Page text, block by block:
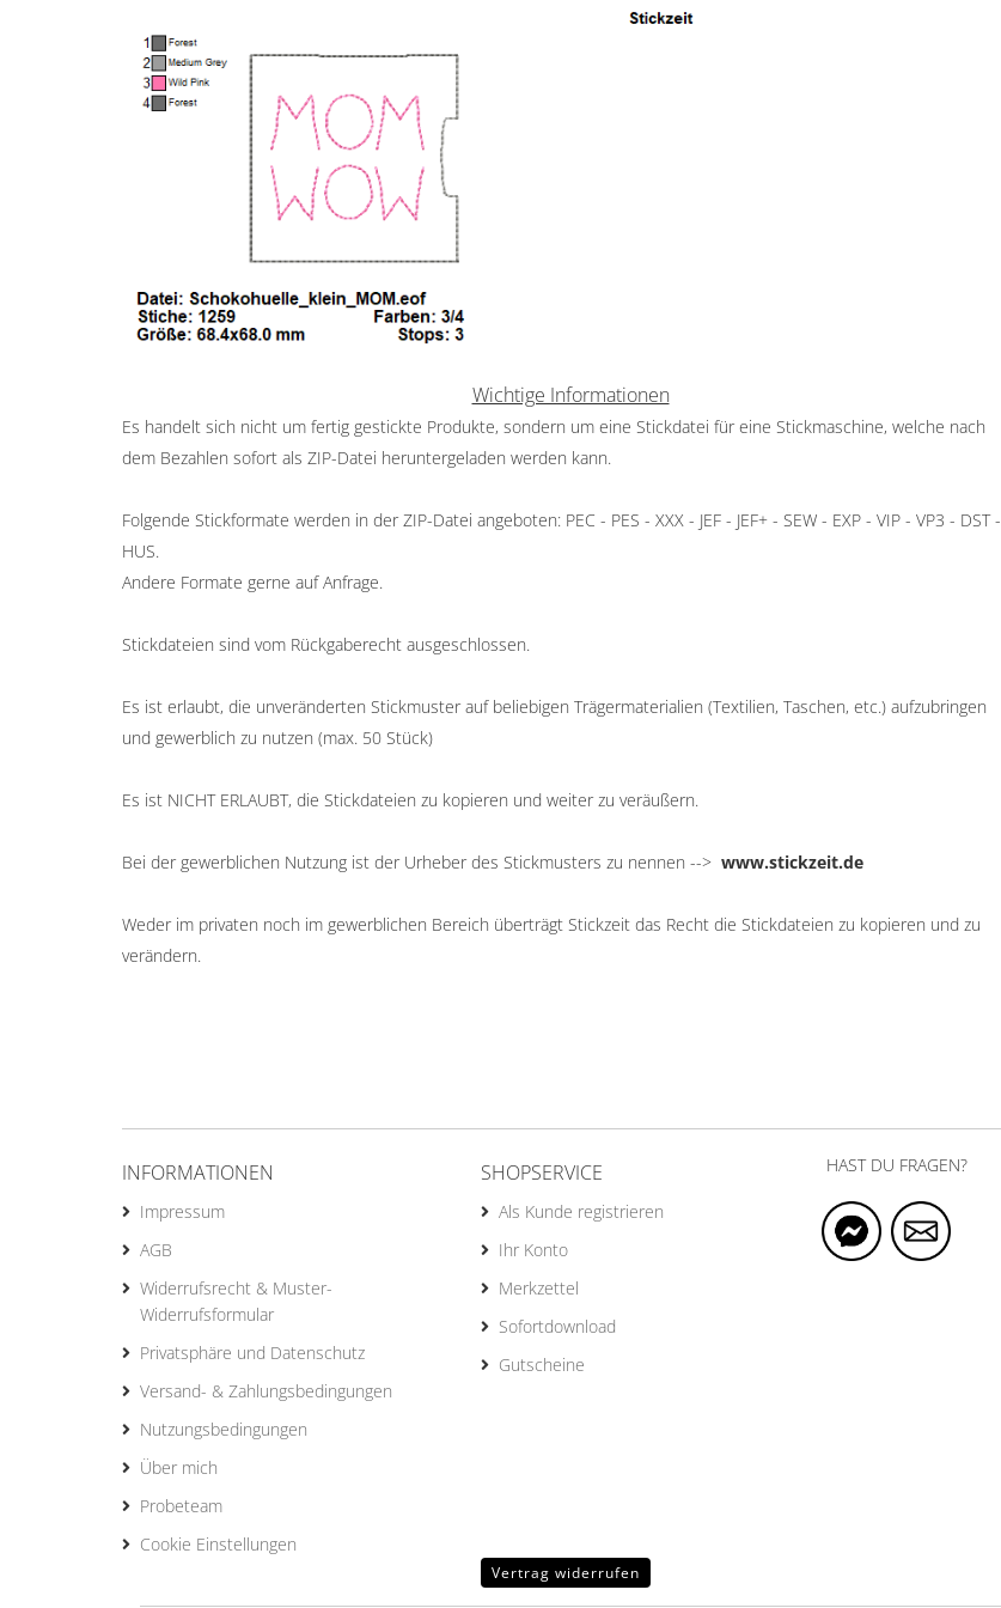
Wichtige Informationen
Es handelt sich nicht um fertig gestickte Produkte, sondern um eine Stickdatei für eine Stickmaschine, welche nach
dem Bezahlen sofort als ZIP-Datei heruntergeladen werden kann.
Folgende Stickformate werden in der ZIP-Datei angeboten: PEC - PES - XXX - JEF - JEF+ - SEW - EXP - VIP - VP3 - DST -
HUS.
Andere Formate gerne auf Anfrage.
Stickdateien sind vom Rückgaberecht ausgeschlossen.
Es ist erlaubt, die unveränderten Stickmuster auf beliebigen Trägermaterialien (Textilien, Taschen, etc.) aufzubringen
und gewerblich zu nutzen (max. 50 Stück)
Es ist NICHT ERLAUBT, die Stickdateien zu kopieren und weiter zu veräußern.
Bei der gewerblichen Nutzung ist der Urheber des Stickmusters zu nennen --> www.stickzeit.de
Weder im privaten noch im gewerblichen Bereich überträgt Stickzeit das Recht die Stickdateien zu kopieren und zu
verändern.
INFORMATIONEN
Impressum
AGB
Widerrufsrecht & Muster-
Widerrufsformular
Privatsphäre und Datenschutz
Versand- & Zahlungsbedingungen
Nutzungsbedingungen
Über mich
Probeteam
Cookie Einstellungen
SHOPSERVICE
Als Kunde registrieren
Ihr Konto
Merkzettel
Sofortdownload
Gutscheine
HAST DU FRAGEN?
Vertrag widerrufen